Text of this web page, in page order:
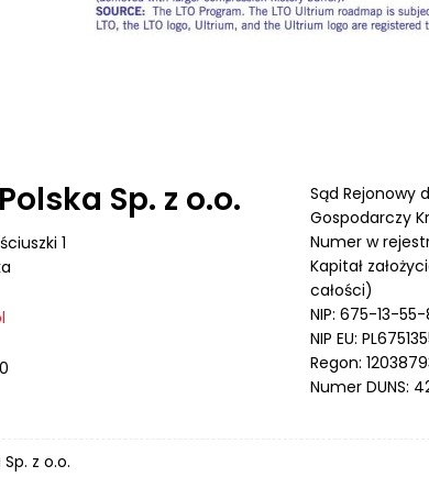
Sp. z o.o.
1
Sąd Rejonowy
Gospodarczy
Numer w
Kapitał
całości)
NIP: 675-13-
NIP EU:
Regon:
Numer DUNS:
z o.o.